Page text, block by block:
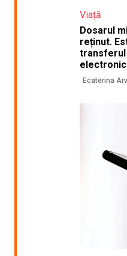
Viață
Dosarul
reținut.
transferul
Ecaterina